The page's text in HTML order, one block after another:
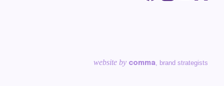
website by comma, brand strategists